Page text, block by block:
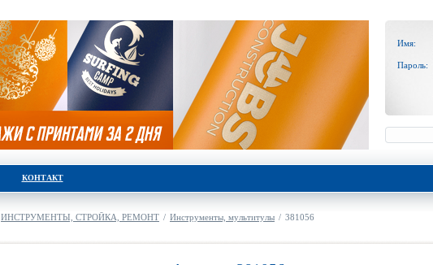
Имя:
Пароль:
КОНТАКТ
ИНСТРУМЕНТЫ, СТРОЙКА, РЕМОНТ / Инструменты, мультитулы / 381056